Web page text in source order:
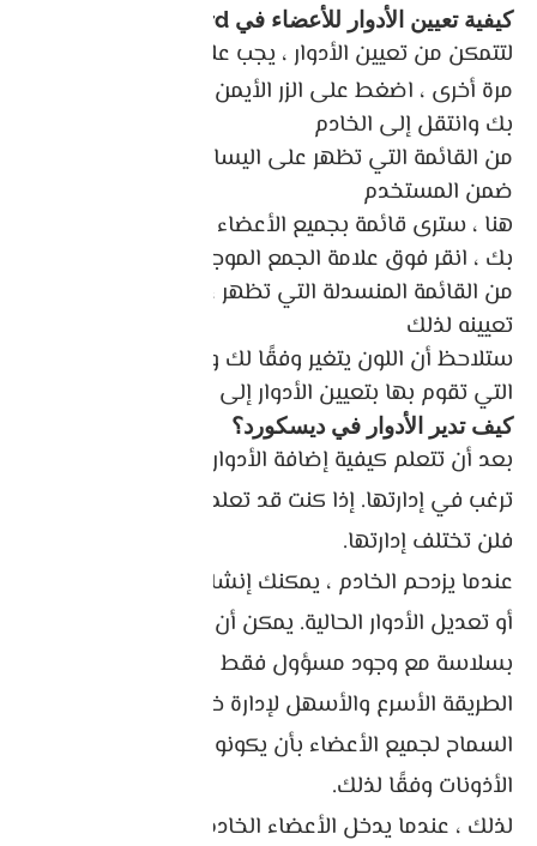
كيفية تعيين الأدوار للأعضاء في Discord ؟
لتتمكن من تعيين الأدوار ، يجب عليك أولاً إنشاؤها
مرة أخرى ، اضغط على الزر الأيمن على الخادم الخاص
بك وانتقل إلى الخادم
من القائمة التي تظهر على اليسار ، “اختر الأعضاء”
ضمن المستخدم
هنا ، سترى قائمة بجميع الأعضاء على الخادم الخاص
بك ، انقر فوق علامة الجمع الموجودة بجانب
من القائمة المنسدلة التي تظهر ، حدد الدور الذي تريد
تعيينه لذلك
ستلاحظ أن اللون يتغير وفقًا لك وهذه هي الطريقة
التي تقوم بها بتعيين الأدوار إلى الخادم.
كيف تدير الأدوار في ديسكورد؟
ترغب في إدارتها. إذا كنت قد تعلمت إنشاء الأدوار ،
فلن تختلف إدارتها.
عندما يزدحم الخادم ، يمكنك إنشاء المزيد من الأدوار
أو تعديل الأدوار الحالية. يمكن أن يعمل الخادم الأصغر
بسلاسة مع وجود مسؤول فقط ودور “كل شخص”.
الطريقة الأسرع والأسهل لإدارة خادمك المتضخم هي
السماح لجميع الأعضاء بأن يكونوا “الجميع” وتعديل
الأذونات وفقًا لذلك.
لذلك ، عندما يدخل الأعضاء الخادم الخاص بك ، سيتم